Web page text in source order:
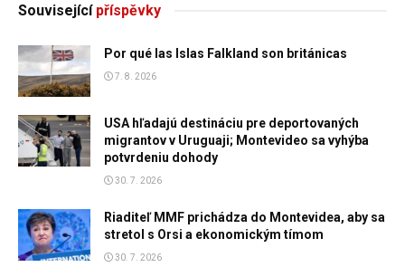
Souvisejícípříspěvky
Por qué las Islas Falkland son británicas
7. 8. 2026
USA hľadajú destináciu pre deportovaných
migrantov v Uruguaji; Montevideo sa vyhýba
potvrdeniu dohody
30. 7. 2026
Riaditeľ MMF prichádza do Montevidea, aby sa
stretol s Orsi a ekonomickým tímom
30. 7. 2026